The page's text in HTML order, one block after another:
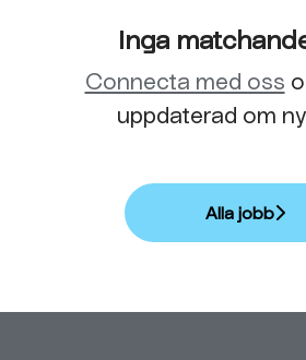
Inga
Connecta med oss
uppdaterad om
Alla jobb